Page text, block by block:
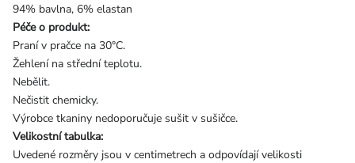
94% bavlna, 6% elastan
Péče o produkt:
Praní v pračce na 30°C.
Žehlení na střední teplotu.
Nebělit.
Nečistit chemicky.
Výrobce tkaniny nedoporučuje sušit v sušičce.
Velikostní tabulka:
Uvedené rozměry jsou v centimetrech a odpovídají velikosti